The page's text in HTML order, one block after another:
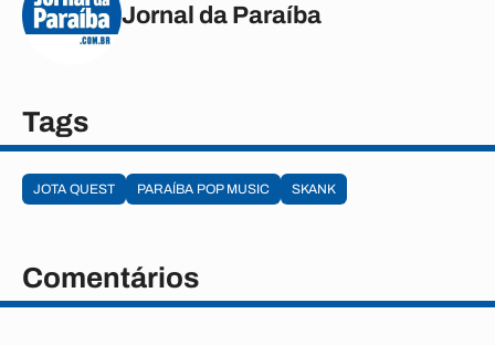
Jornal da Paraíba
Tags
JOTA QUEST PARAÍBA POP MUSIC SKANK
Comentários